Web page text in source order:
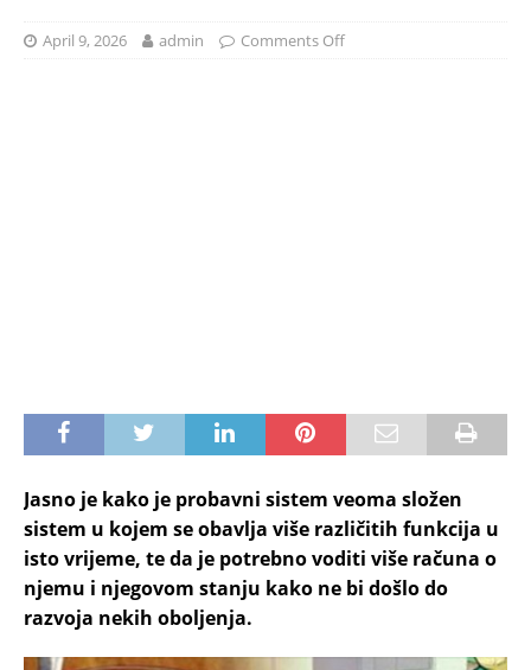
April 9, 2026 admin Comments Off
Jasno je kako je probavni sistem veoma složen
sistem u kojem se obavlja više različitih funkcija u
isto vrijeme, te da je potrebno voditi više računa o
njemu i njegovom stanju kako ne bi došlo do
razvoja nekih oboljenja.